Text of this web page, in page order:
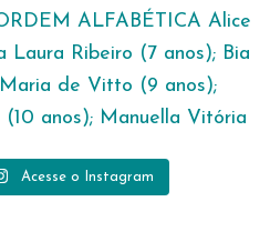
Acesse o Instagram